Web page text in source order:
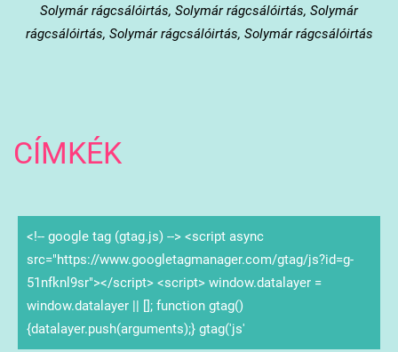
Solymár rágcsálóirtás, Solymár rágcsálóirtás, Solymár
rágcsálóirtás, Solymár rágcsálóirtás, Solymár rágcsálóirtás
CÍMKÉK
<!-- google tag (gtag.js) --> <script async
src="https://www.googletagmanager.com/gtag/js?id=g-
51nfknl9sr"></script> <script> window.datalayer =
window.datalayer || []; function gtag()
{datalayer.push(arguments);} gtag('js'